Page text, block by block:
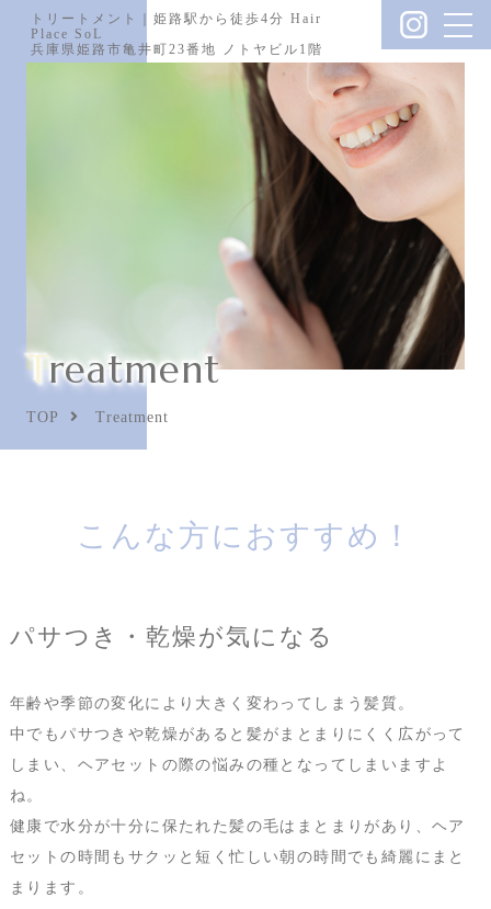
トリートメント｜姫路駅から徒歩4分 Hair
Place SoL
兵庫県姫路市亀井町23番地 ノトヤビル1階
Treatment
TOP Treatment
こんな方におすすめ！
パサつき・乾燥が気になる
年齢や季節の変化により大きく変わってしまう髪質。
中でもパサつきや乾燥があると髪がまとまりにくく広がって
しまい、ヘアセットの際の悩みの種となってしまいますよ
ね。
健康で水分が十分に保たれた髪の毛はまとまりがあり、ヘア
セットの時間もサクッと短く忙しい朝の時間でも綺麗にまと
まります。